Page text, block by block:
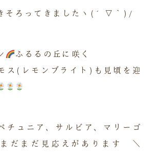
そろってきましたヽ(´▽｀)/
ふるるの丘に咲く
ス(レモンブライト)も見頃を迎
チュニア、サルビア、マリーゴ
だまだ見応えがあります ＼